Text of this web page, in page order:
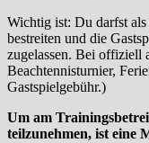
Wichtig ist: Du darfst
bestreiten und die
zugelassen. Bei offiziell
Beachtennisturnier,
Gastspielgebühr.)
Um am
teilzunehmen, ist eine